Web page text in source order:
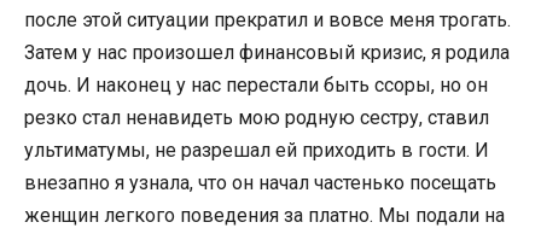
после этой ситуации прекратил и вовсе меня трогать.
Затем у нас произошел финансовый кризис, я родила
дочь. И наконец у нас перестали быть ссоры, но он
резко стал ненавидеть мою родную сестру, ставил
ультиматумы, не разрешал ей приходить в гости. И
внезапно я узнала, что он начал частенько посещать
женщин легкого поведения за платно. Мы подали на